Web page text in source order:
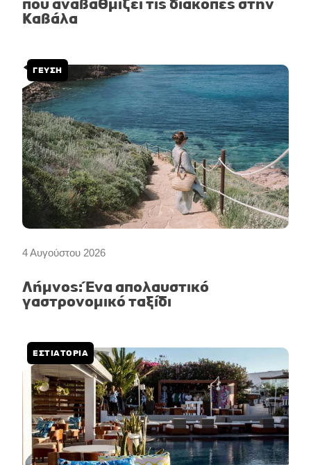
που αναβαθμίζει τις διακοπές στην
Καβάλα
4 Αυγούστου 2026
ΓΕΥΣΗ
Λήμνος: Ένα απολαυστικό
γαστρονομικό ταξίδι
ΕΣΤΙΑΤΟΡΙΑ